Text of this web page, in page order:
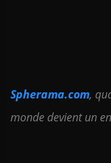
Spherama.com,
monde devient un